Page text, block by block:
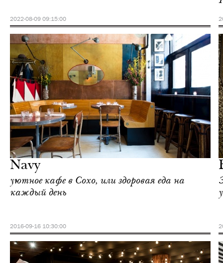
2022-08-09 09:15:00
Navy
уютное кафе в Сохо, или здоровая еда на
каждый день
2016-09-16 10:30:00
среда
Йорк